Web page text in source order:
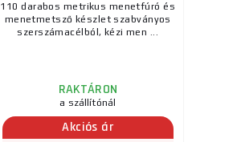
110 darabos metrikus menetfúró és
menetmetsző készlet szabványos
szerszámacélból, kézi men ...
RAKTÁRON
a szállítónál
Akciós ár